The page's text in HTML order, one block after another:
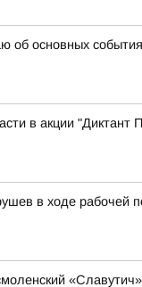
об основных
в акции "Диктант
в ходе рабочей